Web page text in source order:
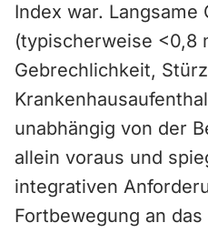
Index war.
(typischerweise <0,8
Gebrechlichkeit,
unabhängig von der
allein voraus und
integrativen
Fortbewegung an